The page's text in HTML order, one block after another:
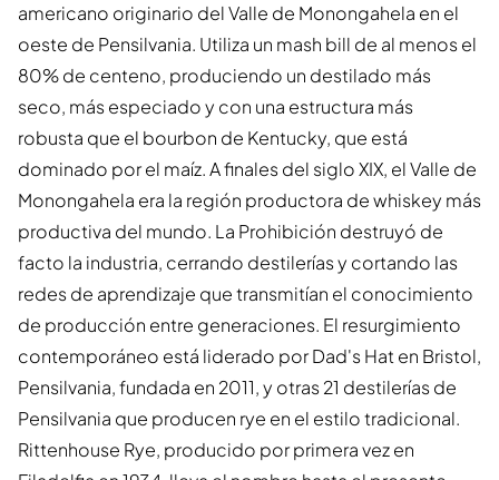
americano originario del Valle de Monongahela en el
oeste de Pensilvania. Utiliza un mash bill de al menos el
80% de centeno, produciendo un destilado más
seco, más especiado y con una estructura más
robusta que el bourbon de Kentucky, que está
dominado por el maíz. A finales del siglo XIX, el Valle de
Monongahela era la región productora de whiskey más
productiva del mundo. La Prohibición destruyó de
facto la industria, cerrando destilerías y cortando las
redes de aprendizaje que transmitían el conocimiento
de producción entre generaciones. El resurgimiento
contemporáneo está liderado por Dad's Hat en Bristol,
Pensilvania, fundada en 2011, y otras 21 destilerías de
Pensilvania que producen rye en el estilo tradicional.
Rittenhouse Rye, producido por primera vez en